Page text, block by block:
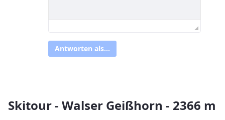
Antworten als...
Skitour - Walser Geißhorn - 2366 m